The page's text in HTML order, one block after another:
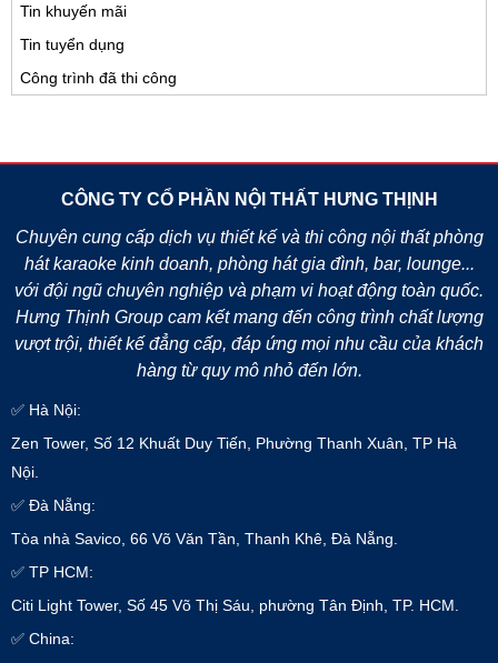
Tin khuyến mãi
Tin tuyển dụng
Công trình đã thi công
CÔNG TY CỔ PHẦN NỘI THẤT HƯNG THỊNH
Chuyên cung cấp dịch vụ thiết kế và thi công nội thất phòng
hát karaoke kinh doanh, phòng hát gia đình, bar, lounge...
với đội ngũ chuyên nghiệp và phạm vi hoạt động toàn quốc.
Hưng Thịnh Group cam kết mang đến công trình chất lượng
vượt trội, thiết kế đẳng cấp, đáp ứng mọi nhu cầu của khách
hàng từ quy mô nhỏ đến lớn.
✅ Hà Nội:
Zen Tower, Số 12 Khuất Duy Tiến, Phường Thanh Xuân, TP Hà
Nội.
✅ Đà Nẵng:
Tòa nhà Savico, 66 Võ Văn Tần, Thanh Khê, Đà Nẵng.
✅ TP HCM:
Citi Light Tower, Số 45 Võ Thị Sáu, phường Tân Định, TP. HCM.
✅ China: